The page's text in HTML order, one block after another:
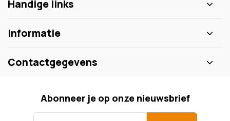
Handige links
Informatie
Contactgegevens
Abonneer je op onze nieuwsbrief